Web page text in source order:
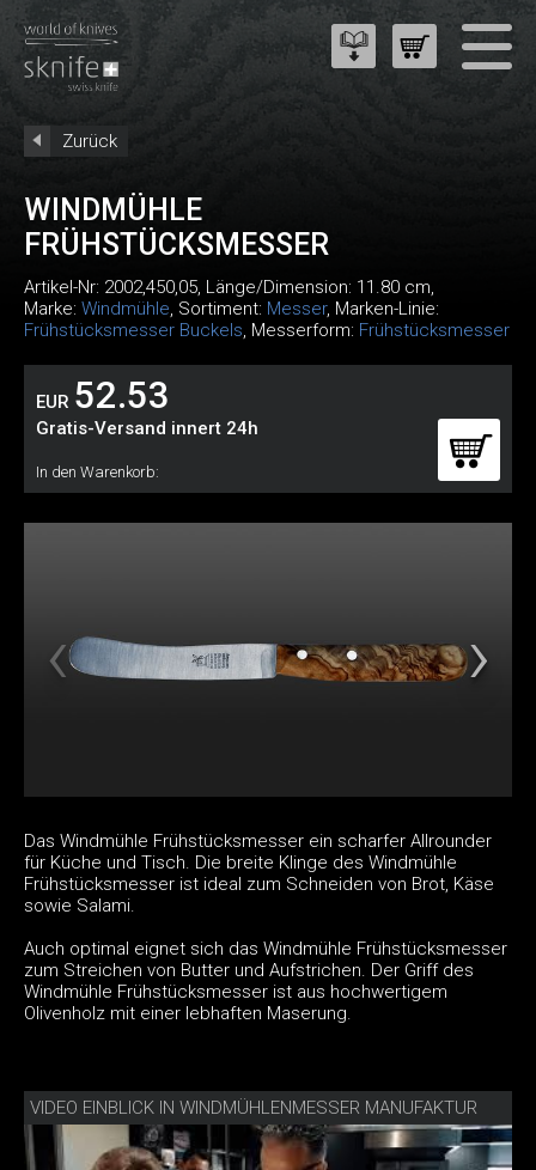
Zurück
WINDMÜHLE
FRÜHSTÜCKSMESSER
Artikel-Nr: 2002,450,05, Länge/Dimension: 11.80 cm,
Marke: Windmühle, Sortiment: Messer, Marken-Linie:
Frühstücksmesser Buckels, Messerform: Frühstücksmesser
EUR 52.53
Gratis-Versand innert 24h
In den Warenkorb:
Das Windmühle Frühstücksmesser ein scharfer Allrounder
für Küche und Tisch. Die breite Klinge des Windmühle
Frühstücksmesser ist ideal zum Schneiden von Brot, Käse
sowie Salami.
Auch optimal eignet sich das Windmühle Frühstücksmesser
zum Streichen von Butter und Aufstrichen. Der Griff des
Windmühle Frühstücksmesser ist aus hochwertigem
Olivenholz mit einer lebhaften Maserung.
VIDEO EINBLICK IN WINDMÜHLENMESSER MANUFAKTUR